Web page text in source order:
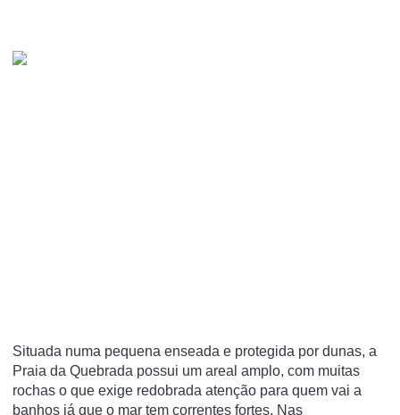
Situada numa pequena enseada e protegida por dunas, a
Praia da Quebrada possui um areal amplo, com muitas
rochas o que exige redobrada atenção para quem vai a
banhos já que o mar tem correntes fortes. Nas